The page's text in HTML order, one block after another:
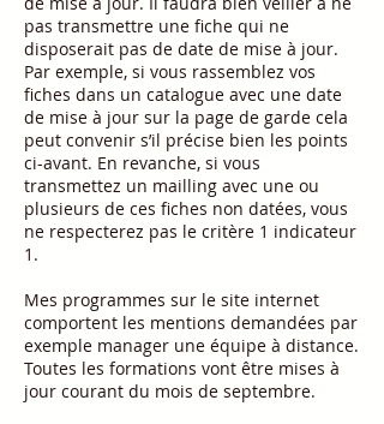
pas transmettre une fiche qui ne
disposerait pas de date de mise à jour.
Par exemple, si vous rassemblez vos
fiches dans un catalogue avec une date
de mise à jour sur la page de garde cela
peut convenir s’il précise bien les points
ci-avant. En revanche, si vous
transmettez un mailling avec une ou
plusieurs de ces fiches non datées, vous
ne respecterez pas le critère 1 indicateur
1.
Mes programmes sur le site internet
comportent les mentions demandées par
exemple manager une équipe à distance.
Toutes les formations vont être mises à
jour courant du mois de septembre.